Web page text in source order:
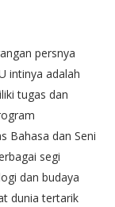
persnya
intinya adalah
tugas dan
Bahasa dan Seni
segi
dan budaya
dunia tertarik